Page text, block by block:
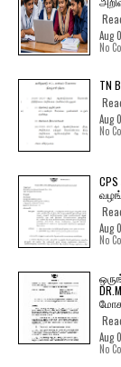
Aug
No
TN
Aug
No
Aug
No
Aug
No